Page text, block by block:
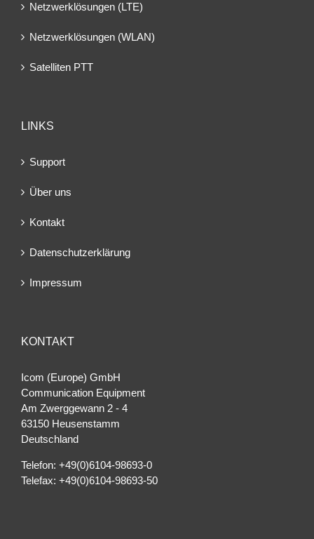
Netzwerklösungen (LTE)
Netzwerklösungen (WLAN)
Satelliten PTT
LINKS
Support
Über uns
Kontakt
Datenschutzerklärung
Impressum
KONTAKT
Icom (Europe) GmbH
Communication Equipment
Am Zwerggewann 2 ‐ 4
63150 Heusenstamm
Deutschland
Telefon: +49(0)6104-98693-0
Telefax: +49(0)6104-98693-50